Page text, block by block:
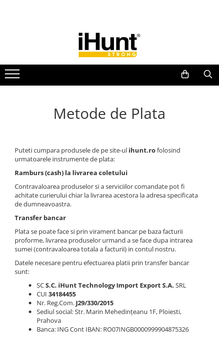
TELEFOANE & TABLETE IHUNT
Telefoane iHunt
Smartphone
Boxe Portabile
Accesorii telefoane
Huse protectie
Smartwatch
Accesorii smartwatch
ELECTROCASNICE
Aparate de Gătit
Oală sub Presiune
Slow Cooker
Grătar Grill
Gătit cu Aburi
Storcător
Deshidratoare
Blender
Aparate de Cafea
Metode de Plata
Puteti cumpara produsele de pe site-ul ihunt.rofolosind
urmatoarele instrumente de plata:
Ramburs (cash) la livrarea coletului
Contravaloarea produselor si a serviciilor comandate pot fi
achitate curierului chiar la livrarea acestora la adresa specificata
de dumneavoastra.
Transfer bancar
Plata se poate face si prin virament bancar pe baza facturii
proforme, livrarea produselor urmand a se face dupa intrarea
sumei (contravaloarea totala a facturii) in contul nostru.
Datele necesare pentru efectuarea platii prin transfer bancar
sunt:
SCS.C. iHunt Technology Import Export S.A. SRL
CUI 34184455
Nr. Reg.Com. J29/330/2015
Sediul social: Str. Marin Mehedințeanu 1F, Ploiesti,
Prahova
Banca: ING Cont IBAN: RO07INGB0000999904875326